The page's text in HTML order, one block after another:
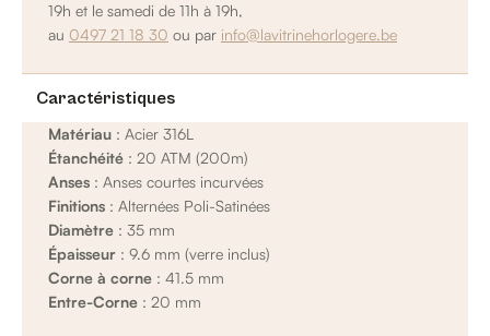
19h et le samedi de 11h à 19h,
au 0497 21 18 30 ou par info@lavitrinehorlogere.be
Caractéristiques
Matériau : Acier 316L
Étanchéité : 20 ATM (200m)
Anses : Anses courtes incurvées
Finitions : Alternées Poli-Satinées
Diamètre : 35 mm
Épaisseur : 9.6 mm (verre inclus)
Corne à corne : 41.5 mm
Entre-Corne : 20 mm